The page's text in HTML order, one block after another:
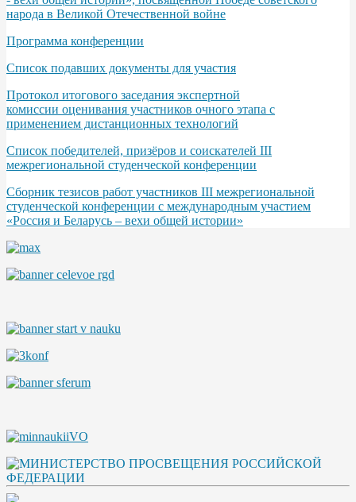
народа в Великой Отечественной войне
Программа конференции
Список подавших документы для участия
Протокол итогового заседания экспертной
комиссии оценивания участников очного этапа с
применением дистанционных технологий
Список победителей, призёров и соискателей III
межрегиональной студенческой конференции
Сборник тезисов работ участников III межрегиональной
студенческой конференции с международным участием
«Россия и Беларусь – вехи общей истории»